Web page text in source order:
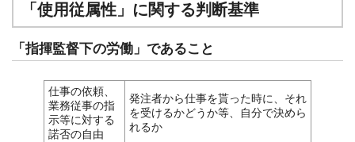
「使用従属性」に関する判断基準
「指揮監督下の労働」であること
仕事の依頼、
業務従事の指
示等に対する
諾否の自由
発注者から仕事を貰った時に、それ
を受けるかどうか等、自分で決めら
れるか